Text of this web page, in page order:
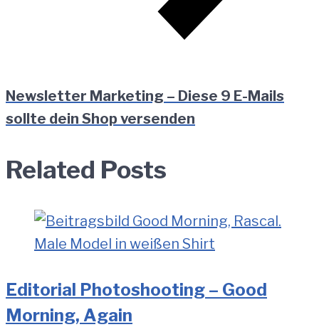
Newsletter Marketing – Diese 9 E-Mails
sollte dein Shop versenden
Related Posts
Editorial Photoshooting – Good
Morning, Again